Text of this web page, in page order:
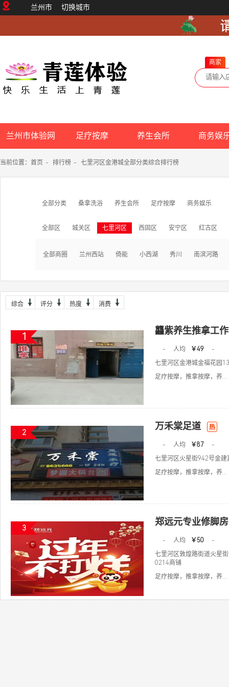
兰州市 切换城市
商家
兰州市体验网 足疗按摩 养生会所 商务娱
当前位置： 首页 - 排行榜 - 七里河区金港城全部分类综合排行榜
全部分类 桑拿洗浴 养生会所 足疗按摩 商务娱乐
全部区 城关区 七里河区 西固区 安宁区 红古区
全部商圈 兰州西站 倚能 小西湖 秀川 南滨河路
综合 评分 热度 消费
1
龘紫养生推拿工
- 人均 ￥49
-
七里河区金港城金福花园
足疗按摩，推拿按摩，养...
2
万禾棠足道 热
- 人均 ￥87
-
七里河区火星街942号金
足疗按摩，推拿按摩，养...
3
郑远元专业修脚
- 人均 ￥50
-
七里河区敦煌路街道火星
0214商铺
足疗按摩，推拿按摩，养...